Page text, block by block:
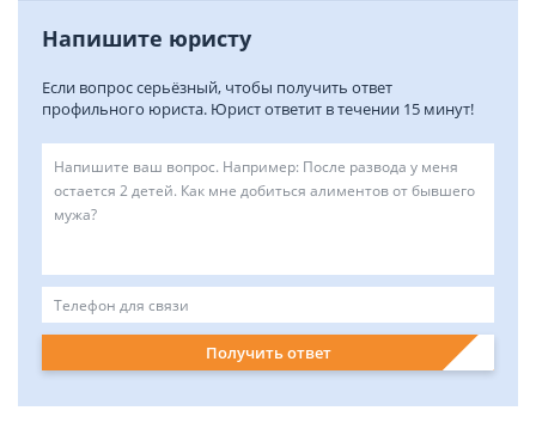
Напишите юристу
Если вопрос серьёзный, чтобы получить ответ
профильного юриста. Юрист ответит в течении 15 минут!
Получить ответ